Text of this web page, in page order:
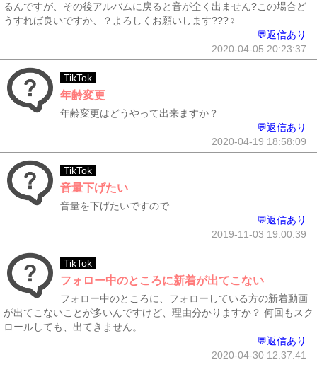
るんですが、その後アルバムに戻ると音が全く出ません?この場合ど
うすれば良いですか、？よろしくお願いします???‍♀️
💬返信あり
2020-04-05 20:23:37
TikTok
年齢変更
年齢変更はどうやって出来ますか？
💬返信あり
2020-04-19 18:58:09
TikTok
音量下げたい
音量を下げたいですので
💬返信あり
2019-11-03 19:00:39
TikTok
フォロー中のところに新着が出てこない
フォロー中のところに、フォローしている方の新着動画
が出てこないことが多いんですけど、理由分かりますか？ 何回もスク
ロールしても、出てきません。
💬返信あり
2020-04-30 12:37:41